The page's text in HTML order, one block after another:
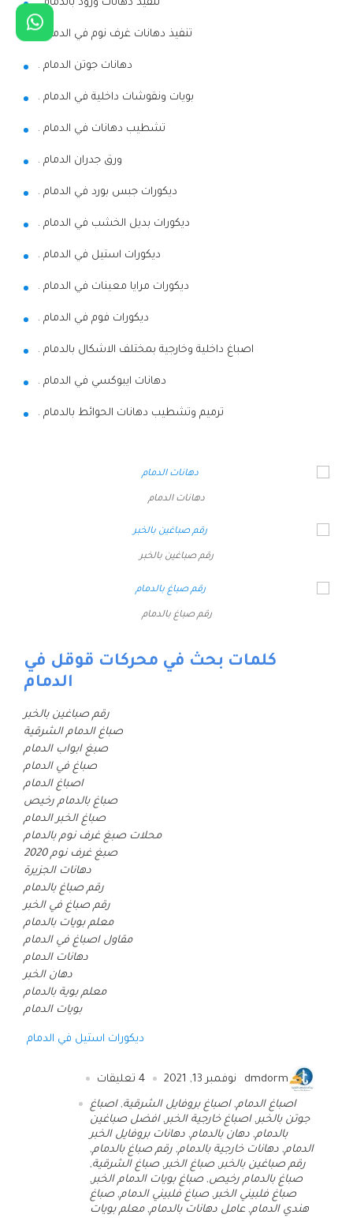
تنفيذ دهانات ورود بالدمام .
تنفيذ دهانات غرف نوم في الدمام .
دهانات جوتن الدمام .
بويات ونقوشات داخلية في الدمام .
تشطيب دهانات في الدمام .
ورق جدران الدمام .
ديكورات جبس بورد في الدمام .
ديكورات بديل الخشب في الدمام .
ديكورات استيل في الدمام .
ديكورات مرايا معينات في الدمام .
ديكورات فوم في الدمام .
اصباغ داخلية وخارجية بمختلف الاشكال بالدمام .
دهانات ايبوكسي في الدمام .
ترميم وتشطيب دهانات الحوائط بالدمام .
دهانات الدمام
رقم صباغين بالخبر
رقم صباغ بالدمام
كلمات بحث في محركات قوقل في
الدمام
رقم صباغين بالخبر
صباغ الدمام الشرقية
صبغ ابواب الدمام
صباغ في الدمام
اصباغ الدمام
صباغ بالدمام رخيص
صباغ الخبر الدمام
محلات صبغ غرف نوم بالدمام
صبغ غرف نوم 2020
دهانات الجزيرة
رقم صباغ بالدمام
رقم صباغ في الخبر
معلم بويات بالدمام
مقاول اصباغ في الدمام
دهانات الدمام
دهان الخبر
معلم بوية بالدمام
بويات الدمام
ديكورات استيل في الدمام
dmdorm نوفمبر 13, 2021 4 تعليقات
اصباغ الدمام,اصباغ بروفايل الشرقية,اصباغ
جوتن بالخبر,اصباغ خارجية الخبر,افضل صباغين
بالدمام, دهان بالدمام, دهانات بروفايل الخبر
الدمام, دهانات خارجية بالدمام, رقم صباغ بالدمام,
رقم صباغين بالخبر, صباغ الخبر, صباغ الشرقية,
صباغ بالدمام رخيص, صباغ بويات الدمام الخبر,
صباغ فلبيني الخبر, صباغ فلبيني الدمام, صباغ
هندي الدمام, عامل دهانات بالدمام,معلم بويات